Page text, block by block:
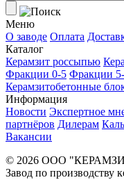
Меню
О заводе Оплата
Каталог
Керамзит россыпью
Фракции 0-5 Фракции
Керамзитобетонные
Информация
Новости Экспертное
партнёров Дилерам
Вакансии
© 2026 ООО
Завод по производству